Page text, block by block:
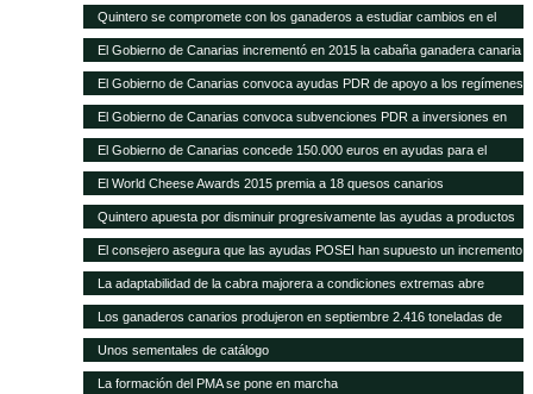
fomento del bienestar animal
Quintero se compromete con los ganaderos a estudiar cambios en el
POSEI
El Gobierno de Canarias incrementó en 2015 la cabaña ganadera canaria
con 1.297 novillas de otras ganaderías, a través de ayudas POSEI
El Gobierno de Canarias convoca ayudas PDR de apoyo a los regímenes
de calidad por valor de 353.000 euros
El Gobierno de Canarias convoca subvenciones PDR a inversiones en
explotaciones agrarias por 11 millones de euros
El Gobierno de Canarias concede 150.000 euros en ayudas para el
fomento de razas ganaderas autóctonas
El World Cheese Awards 2015 premia a 18 quesos canarios
Quintero apuesta por disminuir progresivamente las ayudas a productos
importados en favor de las producciones locales
El consejero asegura que las ayudas POSEI han supuesto un incremento
del empleo y del asociacionismo
La adaptabilidad de la cabra majorera a condiciones extremas abre
nuevas vías de intercambio para el caprino canario
Los ganaderos canarios produjeron en septiembre 2.416 toneladas de
leche
Unos sementales de catálogo
La formación del PMA se pone en marcha